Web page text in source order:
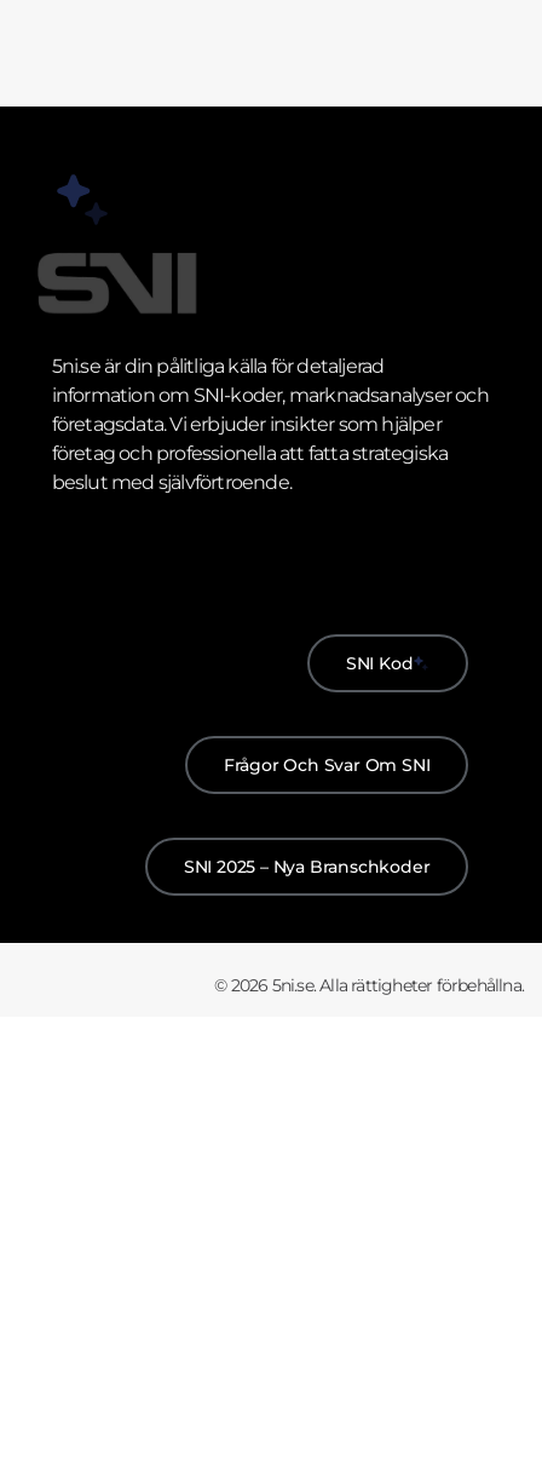
5ni.se är din pålitliga källa för detaljerad
information om SNI-koder, marknadsanalyser och
företagsdata. Vi erbjuder insikter som hjälper
företag och professionella att fatta strategiska
beslut med självförtroende.
SNI Kod
Frågor Och Svar Om SNI
SNI 2025 – Nya Branschkoder
© 2026 5ni.se. Alla rättigheter förbehållna.